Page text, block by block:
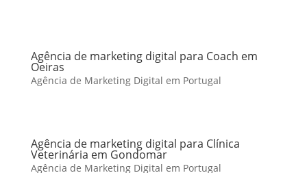
Agência de marketing digital para Coach em
Oeiras
Agência de Marketing Digital em Portugal
Agência de marketing digital para Clínica
Veterinária em Gondomar
Agência de Marketing Digital em Portugal